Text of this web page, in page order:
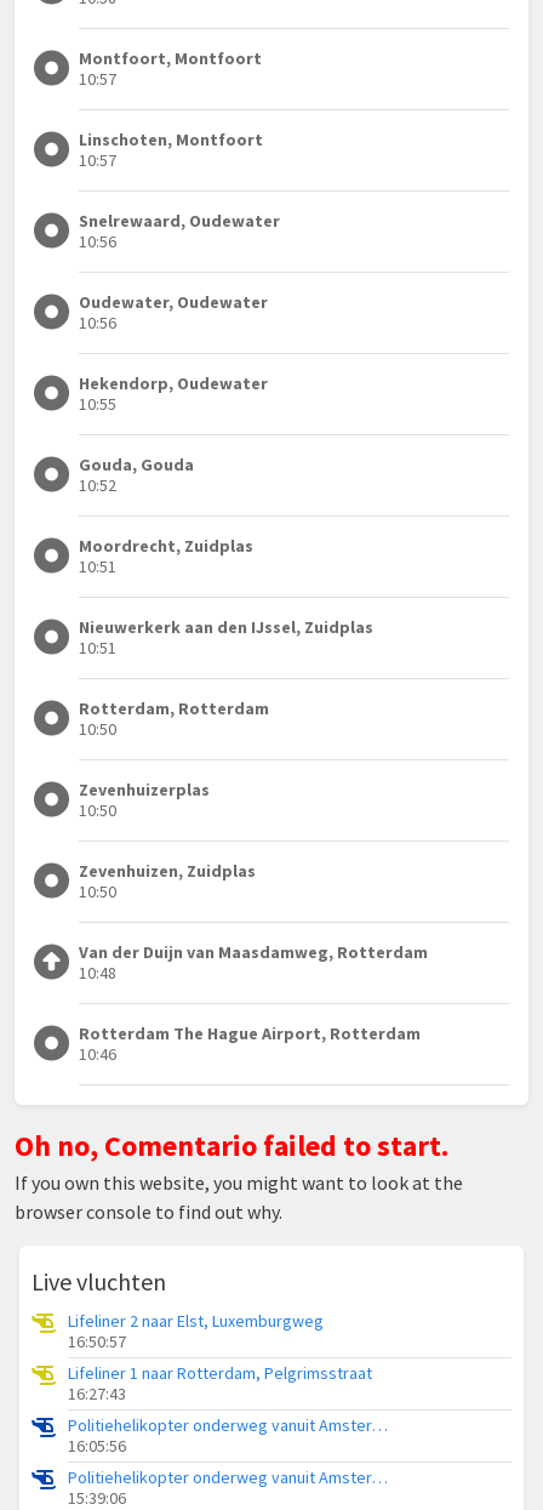
Montfoort, Montfoort
10:57
Linschoten, Montfoort
10:57
Snelrewaard, Oudewater
10:56
Oudewater, Oudewater
10:56
Hekendorp, Oudewater
10:55
Gouda, Gouda
10:52
Moordrecht, Zuidplas
10:51
Nieuwerkerk aan den IJssel, Zuidplas
10:51
Rotterdam, Rotterdam
10:50
Zevenhuizerplas
10:50
Zevenhuizen, Zuidplas
10:50
Van der Duijn van Maasdamweg, Rotterdam
10:48
Rotterdam The Hague Airport, Rotterdam
10:46
Oh no, Comentario failed to start.
If you own this website, you might want to look at the
browser console to find out why.
Live vluchten
Lifeliner 2 naar Elst, Luxemburgweg
16:50:57
Lifeliner 1 naar Rotterdam, Pelgrimsstraat
16:27:43
Politiehelikopter onderweg vanuit Amsterdam Vliegveld Schiphol
16:05:56
Politiehelikopter onderweg vanuit Amsterdam Vliegveld Schiphol
15:39:06